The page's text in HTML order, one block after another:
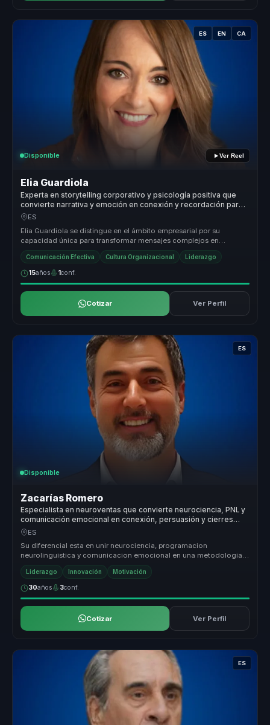
ES EN CA
Disponible Ver Reel
Elia Guardiola
Experta en storytelling corporativo y psicología positiva que
convierte narrativa y emoción en conexión y recordación para
marcas y equipos.
ES
Elia Guardiola se distingue en el ámbito empresarial por su
capacidad única para transformar mensajes complejos en
narrativas memorables ...
Comunicación Efectiva Cultura Organizacional Liderazgo
15años 1conf.
Cotizar Ver Perfil
ES
Disponible
Zacarías Romero
Especialista en neuroventas que convierte neurociencia, PNL y
comunicación emocional en conexión, persuasión y cierres
inteligentes para equipos comerciales.
ES
Su diferencial esta en unir neurociencia, programacion
neurolinguistica y comunicacion emocional en una metodologia
muy accionable. No ha...
Liderazgo Innovación Motivación
30años 3conf.
Cotizar Ver Perfil
ES